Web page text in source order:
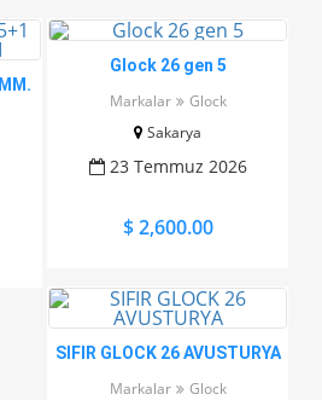
Glock 26 gen 5
Markalar
Glock
Sakarya
23 Temmuz 2026
$ 2,600.00
SIFIR GLOCK 26 AVUSTURYA
Markalar
Glock